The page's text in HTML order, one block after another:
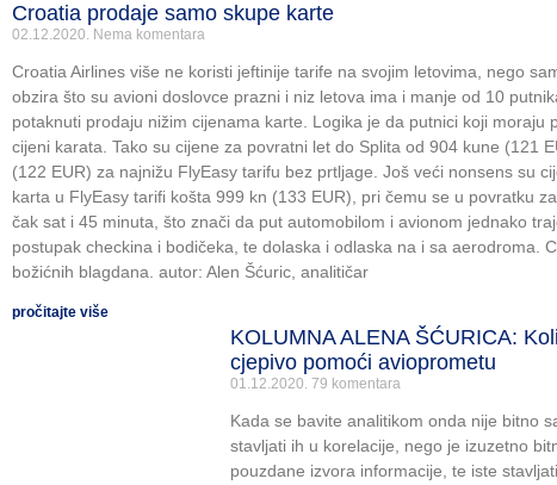
Croatia prodaje samo skupe karte
02.12.2020. Nema komentara
Croatia Airlines više ne koristi jeftinije tarife na svojim letovima, nego
obzira što su avioni doslovce prazni i niz letova ima i manje od 10
potaknuti prodaju nižim cijenama karte. Logika je da putnici koji moraju
cijeni karata. Tako su cijene za povratni let do Splita od 904 kune (121
(122 EUR) za najnižu FlyEasy tarifu bez prtljage. Još veći nonsens su
karta u FlyEasy tarifi košta 999 kn (133 EUR), pri čemu se u povratku
čak sat i 45 minuta, što znači da put automobilom i avionom jednako
postupak checkina i bodičeka, te dolaska i odlaska na i sa aerodroma.
božićnih blagdana. autor: Alen Šćuric, analitičar
pročitajte više
KOLUMNA ALENA ŠĆURICA:
cjepivo pomoći avioprometu
01.12.2020. 79 komentara
Kada se bavite analitikom onda nije bitno
stavljati ih u korelacije, nego je izuzetno
pouzdane izvora informacije, te iste